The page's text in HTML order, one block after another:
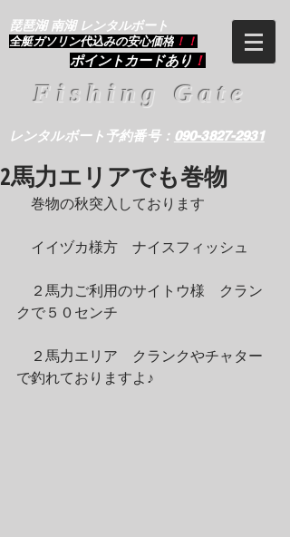
琵琶湖 南湖 レンタルボート
​全艇ガソリン代込みの安心価格 ！！
ポイントカードあり ！
Fishing Gate
レンタルボート予約番号： 090-3827-2931
2馬力エリアでも巻物
巻物の秋突入しております
イイヅカ様方　ナイスフィッシュ
２馬力ご利用のサイトウ様　クラン
クで５０センチ
２馬力エリア　クランクやチャター
で釣れておりますよ♪